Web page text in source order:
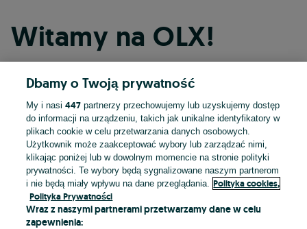
Witamy na OLX!
Kontynuuj przez Facebooka
Kontynuuj przez konto Apple
Kontynuuj przez konto Google
LUB
Dbamy o Twoją prywatność
My i nasi447 partnerzy przechowujemy lub uzyskujemy dostęp
do informacji na urządzeniu, takich jak unikalne identyfikatory w
plikach cookie w celu przetwarzania danych osobowych.
Użytkownik może zaakceptować wybory lub zarządzać nimi,
klikając poniżej lub w dowolnym momencie na stronie polityki
prywatności. Te wybory będą sygnalizowane naszym partnerom
i nie będą miały wpływu na dane przeglądania.
Polityka cookies,
Polityka Prywatności
Wraz z naszymi partnerami przetwarzamy dane w celu
zapewnienia: